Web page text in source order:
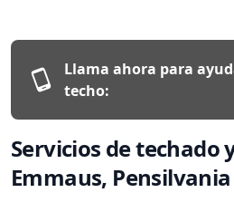
Llama ahora para
techo:
Servicios de techado
Emmaus, Pensilvania